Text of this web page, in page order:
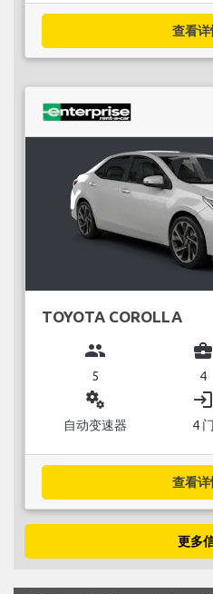
查看详
TOYOTA COROLLA
group
5
business_center
4
miscellaneous_services
自动变速器
login
4 门
查看详
更多